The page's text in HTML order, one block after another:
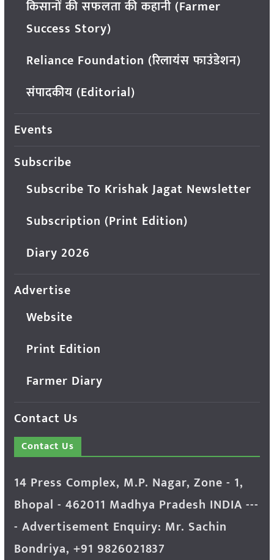
किसानों की सफलता की कहानी (Farmer
Success Story)
Reliance Foundation (रिलायंस फाउंडेशन)
संपादकीय (Editorial)
Events
Subscribe
Subscribe To Krishak Jagat Newsletter
Subscription (Print Edition)
Diary 2026
Advertise
Website
Print Edition
Farmer Diary
Contact Us
Contact Us
14 Press Complex, M.P. Nagar, Zone - 1,
Bhopal - 462011 Madhya Pradesh INDIA ---
- Advertisement Enquiry: Mr. Sachin
Bondriya, +91 9826021837